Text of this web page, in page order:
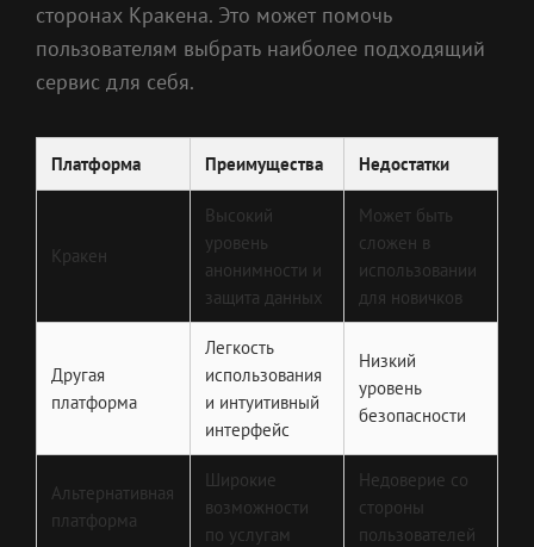
сторонах Кракена. Это может помочь
пользователям выбрать наиболее подходящий
сервис для себя.
Платформа Преимущества Недостатки
Кракен
Высокий
уровень
анонимности и
защита данных
Может быть
сложен в
использовании
для новичков
Другая
платформа
Легкость
использования
и интуитивный
интерфейс
Низкий
уровень
безопасности
Альтернативная
платформа
Широкие
возможности
по услугам
Недоверие со
стороны
пользователей